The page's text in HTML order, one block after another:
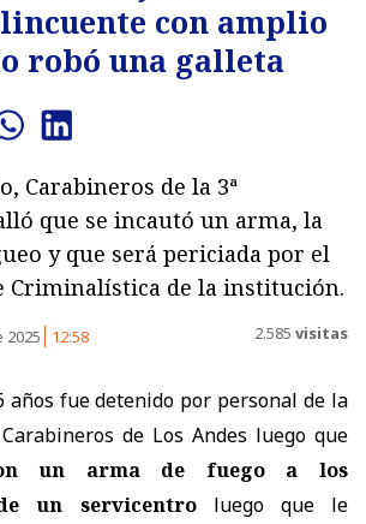
con amplio
robó una galleta
Carabineros de la 3ª
que se incautó un arma, la
y que será periciada por el
Criminalística de la institución.
2025 12:58 2.585 visitas
años fue detenido por personal de la
de Los Andes luego que
un arma de fuego a los
un servicentroluego que le